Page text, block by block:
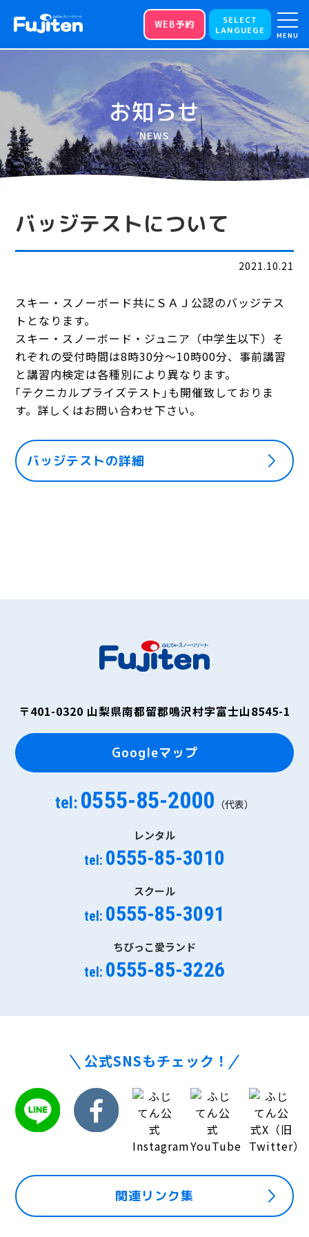
WEB予約
SELECT
LANGUEGE
MENU
お知らせ
NEWS
バッジテストについて
2021.10.21
スキー・スノーボード共にＳＡＪ公認のバッジテス
トとなります。
スキー・スノーボード・ジュニア（中学生以下）そ
れぞれの受付時間は8時30分～10時00分、事前講習
と講習内検定は各種別により異なります。
｢テクニカルプライズテスト｣も開催致しておりま
す。詳しくはお問い合わせ下さい。
バッジテストの詳細
〒401-0320 山梨県南都留郡鳴沢村字富士山8545-1
Googleマップ
tel: 0555-85-2000 （代表）
レンタル
tel: 0555-85-3010
スクール
tel: 0555-85-3091
ちびっこ愛ランド
tel: 0555-85-3226
公式SNSもチェック！
関連リンク集